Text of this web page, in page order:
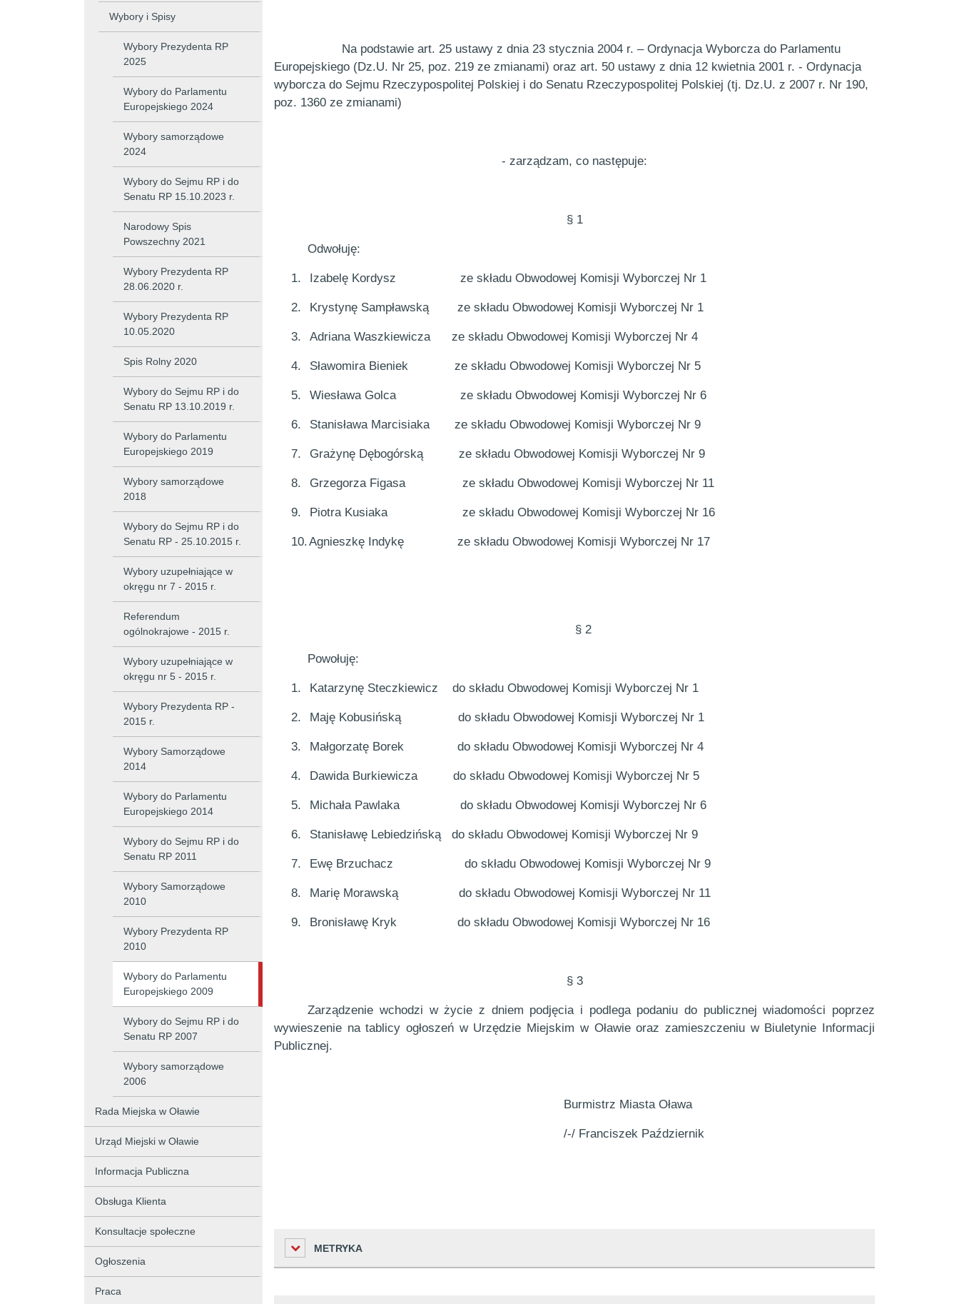
Wybory i Spisy
Wybory Prezydenta RP
2025
Wybory do Parlamentu
Europejskiego 2024
Wybory samorządowe
2024
Wybory do Sejmu RP i do
Senatu RP 15.10.2023 r.
Narodowy Spis
Powszechny 2021
Wybory Prezydenta RP
28.06.2020 r.
Wybory Prezydenta RP
10.05.2020
Spis Rolny 2020
Wybory do Sejmu RP i do
Senatu RP 13.10.2019 r.
Wybory do Parlamentu
Europejskiego 2019
Wybory samorządowe
2018
Wybory do Sejmu RP i do
Senatu RP - 25.10.2015 r.
Wybory uzupełniające w
okręgu nr 7 - 2015 r.
Referendum
ogólnokrajowe - 2015 r.
Wybory uzupełniające w
okręgu nr 5 - 2015 r.
Wybory Prezydenta RP -
2015 r.
Wybory Samorządowe
2014
Wybory do Parlamentu
Europejskiego 2014
Wybory do Sejmu RP i do
Senatu RP 2011
Wybory Samorządowe
2010
Wybory Prezydenta RP
2010
Wybory do Parlamentu
Europejskiego 2009
Wybory do Sejmu RP i do
Senatu RP 2007
Wybory samorządowe
2006
Rada Miejska w Oławie
Urząd Miejski w Oławie
Informacja Publiczna
Obsługa Klienta
Konsultacje społeczne
Ogłoszenia
Praca
Na podstawie art. 25 ustawy z dnia 23 stycznia 2004 r. – Ordynacja Wyborcza do Parlamentu
Europejskiego (Dz.U. Nr 25, poz. 219 ze zmianami) oraz art. 50 ustawy z dnia 12 kwietnia 2001 r. - Ordynacja
wyborcza do Sejmu Rzeczypospolitej Polskiej i do Senatu Rzeczypospolitej Polskiej (tj. Dz.U. z 2007 r. Nr 190,
poz. 1360 ze zmianami)
- zarządzam, co następuje:
§ 1
Odwołuję:
1. Izabelę Kordysz ze składu Obwodowej Komisji Wyborczej Nr 1
2. Krystynę Sampławską ze składu Obwodowej Komisji Wyborczej Nr 1
3. Adriana Waszkiewicza ze składu Obwodowej Komisji Wyborczej Nr 4
4. Sławomira Bieniek ze składu Obwodowej Komisji Wyborczej Nr 5
5. Wiesława Golca ze składu Obwodowej Komisji Wyborczej Nr 6
6. Stanisława Marcisiaka ze składu Obwodowej Komisji Wyborczej Nr 9
7. Grażynę Dębogórską ze składu Obwodowej Komisji Wyborczej Nr 9
8. Grzegorza Figasa ze składu Obwodowej Komisji Wyborczej Nr 11
9. Piotra Kusiaka ze składu Obwodowej Komisji Wyborczej Nr 16
10.Agnieszkę Indykę ze składu Obwodowej Komisji Wyborczej Nr 17
§ 2
Powołuję:
1. Katarzynę Steczkiewicz do składu Obwodowej Komisji Wyborczej Nr 1
2. Maję Kobusińską do składu Obwodowej Komisji Wyborczej Nr 1
3. Małgorzatę Borek do składu Obwodowej Komisji Wyborczej Nr 4
4. Dawida Burkiewicza do składu Obwodowej Komisji Wyborczej Nr 5
5. Michała Pawlaka do składu Obwodowej Komisji Wyborczej Nr 6
6. Stanisławę Lebiedzińską do składu Obwodowej Komisji Wyborczej Nr 9
7. Ewę Brzuchacz do składu Obwodowej Komisji Wyborczej Nr 9
8. Marię Morawską do składu Obwodowej Komisji Wyborczej Nr 11
9. Bronisławę Kryk do składu Obwodowej Komisji Wyborczej Nr 16
§ 3
Zarządzenie wchodzi w życie z dniem podjęcia i podlega podaniu do publicznej wiadomości poprzez
wywieszenie na tablicy ogłoszeń w Urzędzie Miejskim w Oławie oraz zamieszczeniu w Biuletynie Informacji
Publicznej.
Burmistrz Miasta Oława
/-/ Franciszek Październik
METRYKA